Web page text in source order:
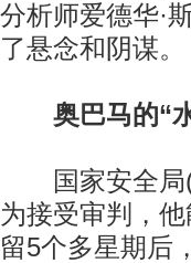
分析师爱德华·
了悬念和阴谋。
奥巴马的“
国家安全局
为接受审判，
留5个多星期后